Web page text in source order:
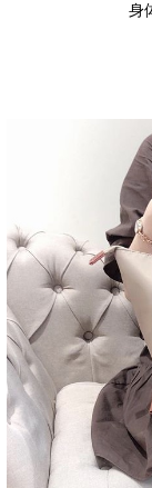
身